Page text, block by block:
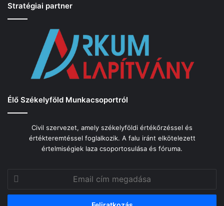
Stratégiai partner
Élő Székelyföld Munkacsoportról
Civil szervezet, amely székelyföldi értékőrzéssel és
értékteremtéssel foglalkozik. A falu iránt elkötelezett
értelmiségiek laza csoportosulása és fóruma.
cím
megadása